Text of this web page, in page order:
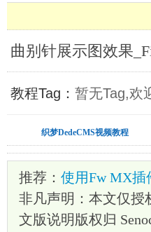
曲别针展示图效果
教程Tag： 暂无Tag,欢
织梦DedeCMS视频教程
推荐： 使用Fw MX插
非凡声明：本文仅授
文版说明版权归